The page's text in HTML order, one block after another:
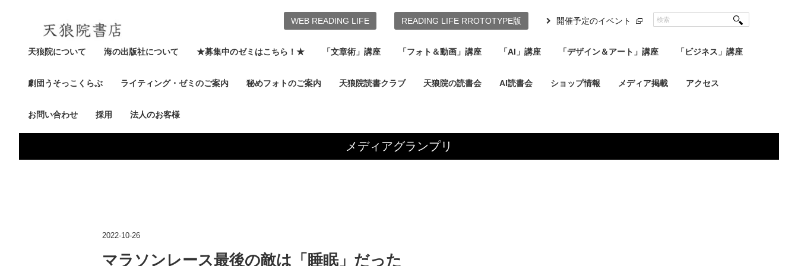
天狼院について 海の出版社について ★募集中のゼミはこちら！★ 「文章術」講座 「フォト＆動画」講座 「AI」講座 「デザイン＆アート」講座 「ビジネス」講座
劇団うそっこくらぶ ライティング・ゼミのご案内 秘めフォトのご案内 天狼院読書クラブ 天狼院の読書会 AI読書会 ショップ情報 メディア掲載 アクセス
お問い合わせ 採用 法人のお客様
WEB READING LIFE READING LIFE RROTOTYPE版 開催予定のイベント
メディアグランプリ
2022-10-26
マラソンレース最後の敵は「睡眠」だった